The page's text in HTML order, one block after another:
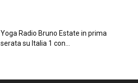
Yoga Radio Bruno Estate in prima
serata su Italia 1 con...